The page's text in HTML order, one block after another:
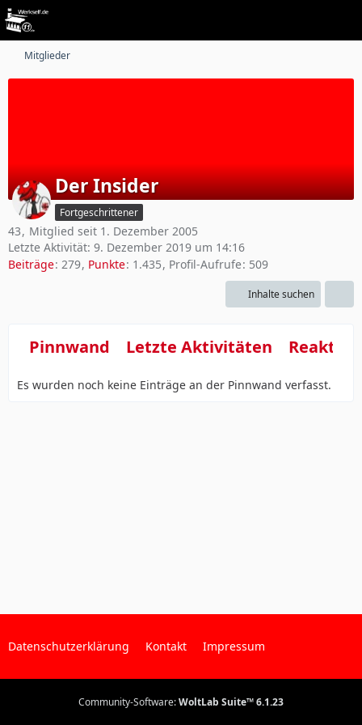
Mitglieder
Der Insider
Fortgeschrittener
43
Mitglied seit 1. Dezember 2005
Letzte Aktivität: 9. Dezember 2019 um 14:16
Beiträge 279 Punkte 1.435 Profil-Aufrufe 509
Inhalte suchen
Pinnwand Letzte Aktivitäten
Es wurden noch keine Einträge an der Pinnwand verfasst.
Datenschutzerklärung Kontakt Impressum
Community-Software:WoltLab Suite™ 6.1.23